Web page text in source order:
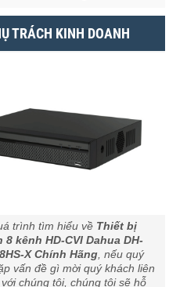
TRÁCH KINH DOANH
trình tìm hiểu về Thiết bị
kênh HD-CVI Dahua DH-
X Chính Hãng , nếu quý
vấn đề gì mời quý khách liên
chúng tôi, chúng tôi sẽ hỗ